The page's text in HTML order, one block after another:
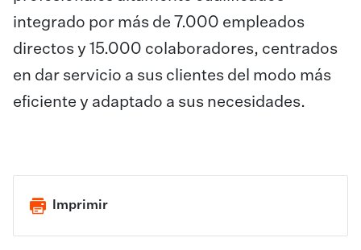
integrado por más de 7.000 empleados
directos y 15.000 colaboradores, centrados
en dar servicio a sus clientes del modo más
eficiente y adaptado a sus necesidades.
Imprimir